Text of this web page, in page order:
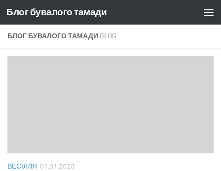
Skip to content
Блог бувалого тамади
БЛОГ БУВАЛОГО ТАМАДИ BLOG
ВЕСІЛЛЯ 01.01.2020